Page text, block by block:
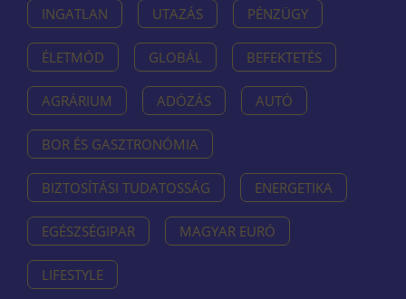
INGATLAN UTAZÁS PÉNZÜGY
ÉLETMÓD GLOBÁL BEFEKTETÉS
AGRÁRIUM ADÓZÁS AUTÓ
BOR ÉS GASZTRONÓMIA
BIZTOSÍTÁSI TUDATOSSÁG ENERGETIKA
EGÉSZSÉGIPAR MAGYAR EURÓ
LIFESTYLE